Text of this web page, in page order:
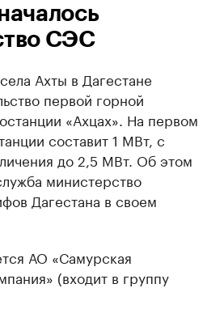
СЭС
Ахты в Дагестане
первой горной
«Ахцах». На первом
составит 1 МВт, с
до 2,5 МВт. Об этом
министерство
Дагестана в своем
АО «Самурская
(входит в группу